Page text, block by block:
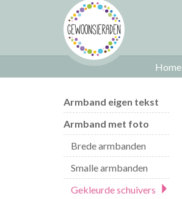
Home
Armband eigen tekst
Armband met foto
Brede armbanden
Smalle armbanden
Gekleurde schuivers